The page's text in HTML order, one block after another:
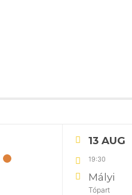
13 AUG
19:30
Mályi
Tópart